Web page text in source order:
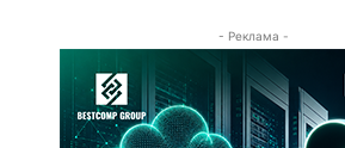
- Реклама -